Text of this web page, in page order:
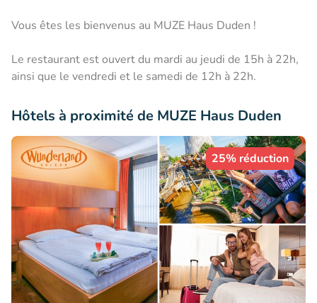
Vous êtes les bienvenus au MUZE Haus Duden !
Le restaurant est ouvert du mardi au jeudi de 15h à 22h,
ainsi que le vendredi et le samedi de 12h à 22h.
Hôtels à proximité de MUZE Haus Duden
25% réduction